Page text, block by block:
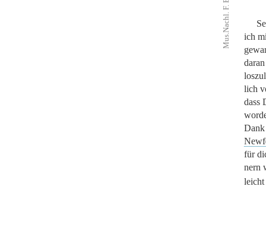
ich
lich
dass
Dank
für
nern
leicht